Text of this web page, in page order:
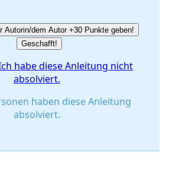
Autorin/dem Autor +30 Punkte geben!
Geschafft!
habe diese Anleitung nicht
absolviert.
haben diese Anleitung
absolviert.